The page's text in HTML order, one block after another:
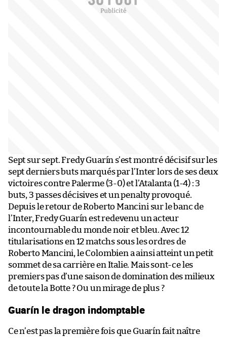
Sept sur sept. Fredy Guarín s’est montré décisif sur les
sept derniers buts marqués par l’Inter lors de ses deux
victoires contre Palerme (3-0) et l’Atalanta (1-4) : 3
buts, 3 passes décisives et un penalty provoqué.
Depuis le retour de Roberto Mancini sur le banc de
l’Inter, Fredy Guarín est redevenu un acteur
incontournable du monde noir et bleu. Avec 12
titularisations en 12 matchs sous les ordres de
Roberto Mancini, le Colombien a ainsi atteint un petit
sommet de sa carrière en Italie. Mais sont-ce les
premiers pas d’une saison de domination des milieux
de toute la Botte ? Ou un mirage de plus ?
Guarín le dragon indomptable
Ce n’est pas la première fois que Guarín fait naître